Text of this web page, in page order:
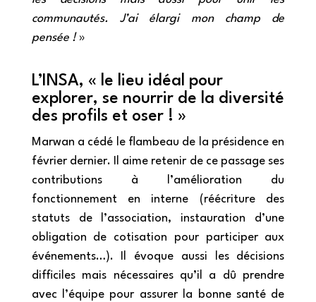
communautés. J’ai élargi mon champ de
pensée !»
L’INSA, « le lieu idéal pour
explorer, se nourrir de la diversité
des profils et oser ! »
Marwan a cédé le flambeau de la présidence en
février dernier. Il aime retenir de ce passage ses
contributions à l’amélioration du
fonctionnement en interne (réécriture des
statuts de l’association, instauration d’une
obligation de cotisation pour participer aux
événements…). Il évoque aussi les décisions
difficiles mais nécessaires qu’il a dû prendre
avec l’équipe pour assurer la bonne santé de